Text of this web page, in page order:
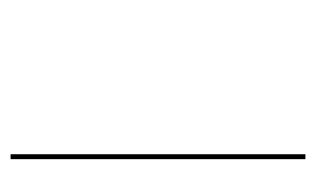
ให้เคลื่อนไหวได้คล่องตัวในทุกโมเมนต์